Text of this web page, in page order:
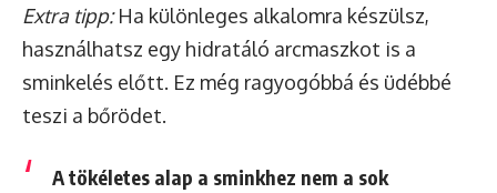
Extra tipp:Ha különleges alkalomra készülsz,
használhatsz egy hidratáló arcmaszkot is a
sminkelés előtt. Ez még ragyogóbbá és üdébbé
teszi a bőrödet.
A tökéletes alap a sminkhez nem a sok